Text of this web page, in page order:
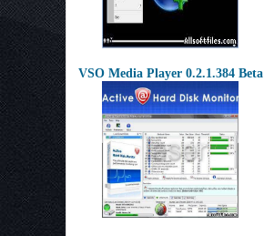
VSO Media Player 0.2.1.384 Beta